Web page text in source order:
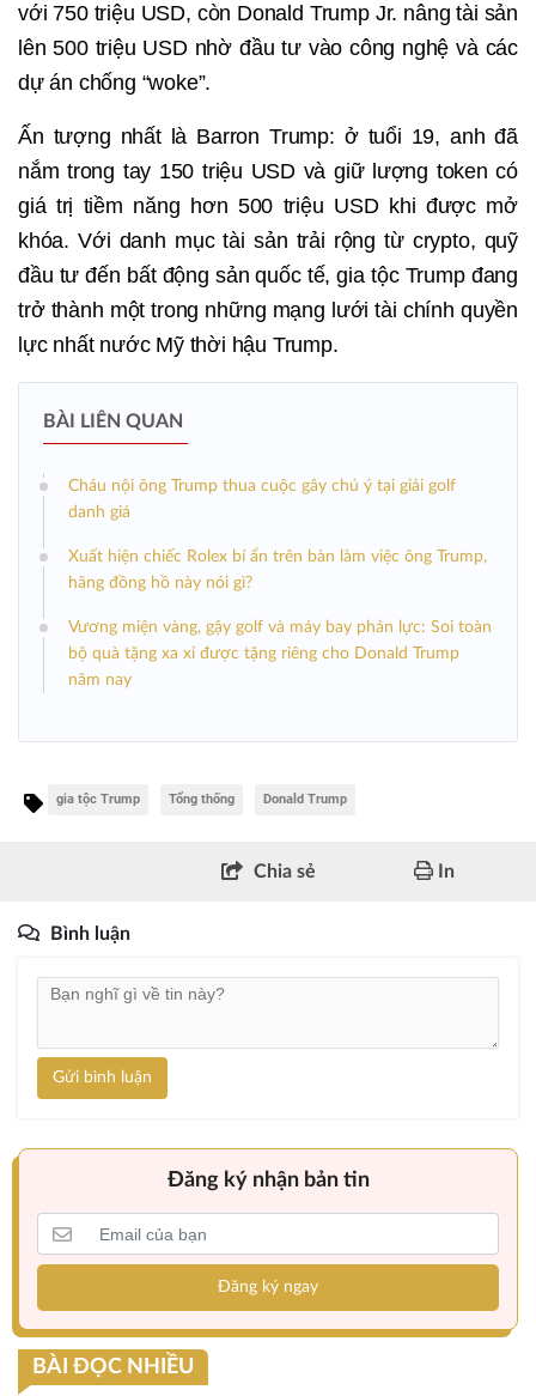
với 750 triệu USD, còn Donald Trump Jr. nâng tài sản
lên 500 triệu USD nhờ đầu tư vào công nghệ và các
dự án chống “woke”.
Ấn tượng nhất là Barron Trump: ở tuổi 19, anh đã
nắm trong tay 150 triệu USD và giữ lượng token có
giá trị tiềm năng hơn 500 triệu USD khi được mở
khóa. Với danh mục tài sản trải rộng từ crypto, quỹ
đầu tư đến bất động sản quốc tế, gia tộc Trump đang
trở thành một trong những mạng lưới tài chính quyền
lực nhất nước Mỹ thời hậu Trump.
BÀI LIÊN QUAN
Cháu nội ông Trump thua cuộc gây chú ý tại giải golf
danh giá
Xuất hiện chiếc Rolex bí ẩn trên bàn làm việc ông Trump,
hãng đồng hồ này nói gì?
Vương miện vàng, gậy golf và máy bay phản lực: Soi toàn
bộ quà tặng xa xỉ được tặng riêng cho Donald Trump
năm nay
gia tộc Trump Tổng thống Donald Trump
Chia sẻ In
Bình luận
Gửi bình luận
Đăng ký nhận bản tin
Đăng ký ngay
BÀI ĐỌC NHIỀU